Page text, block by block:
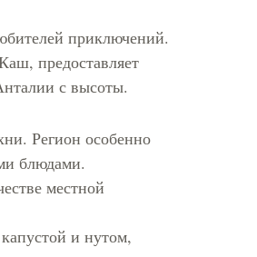
приключений.
предоставляет
с высоты.
Регион особенно
блюдами.
местной
и нутом,